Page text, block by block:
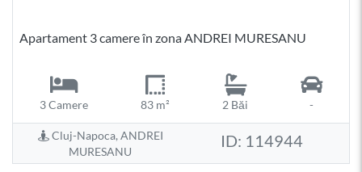
Apartament 3 camere în zona ANDREI MURESANU
3 Camere 83 m² 2 Băi -
Cluj-Napoca, ANDREI
MURESANU
ID: 114944